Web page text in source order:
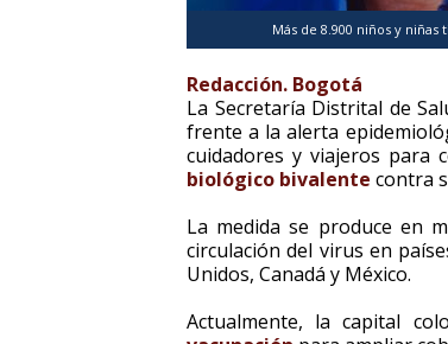
Más de 8.900 niños y
Redacción. Bogotá
La Secretaría Distrital de
frente a la alerta
cuidadores y viajeros para
biológico bivalente contra
La medida se produce en
circulación del virus en
Unidos, Canadá y México.
Actualmente, la capital